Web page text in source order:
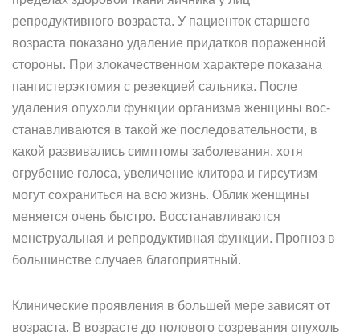
репродуктивного возраста. У пациенток старше­го
возраста показано удаление придатков пораженной
стороны. При злокачественном характере показана
пангистерэктомия с резекцией сальника. После
удаления опухоли функции организма женщины вос­
станавливаются в такой же последовательности, в
какой развивались симптомы заболевания, хотя
огрубение голоса, увеличение клитора и гирсутизм
могут сохраниться на всю жизнь. Облик женщины
меняется очень быстро. Восстанавливаются
менструальная и репродуктивная функции. Прогноз в
большинстве случаев благоприятный.
Клинические проявления в большей мере зависят от
возраста. В воз­расте до полового созревания опухоль